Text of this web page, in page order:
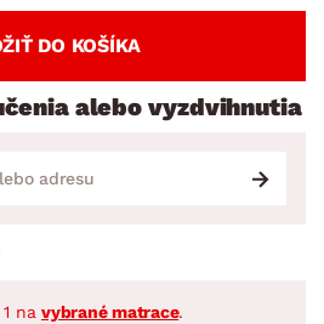
DO KOŠÍKA
alebo vyzdvihnutia
na vybrané matrace.